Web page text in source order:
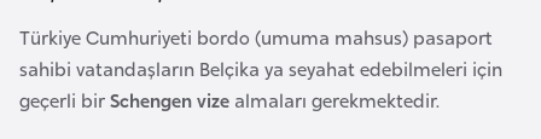
Türkiye Cumhuriyeti bordo (umuma mahsus) pasaport
sahibi vatandaşların Belçika ya seyahat edebilmeleri için
geçerli birSchengen vize almaları gerekmektedir.
u
l
g
a